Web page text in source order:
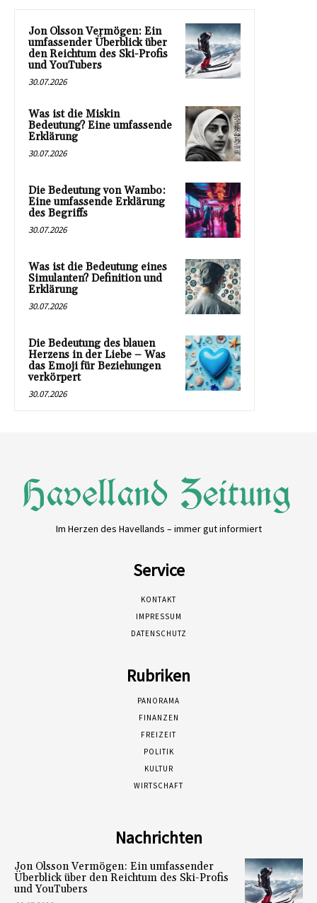
Jon Olsson Vermögen: Ein
umfassender Überblick über
den Reichtum des Ski-Profis
und YouTubers
30.07.2026
Was ist die Miskin
Bedeutung? Eine umfassende
Erklärung
30.07.2026
Die Bedeutung von Wambo:
Eine umfassende Erklärung
des Begriffs
30.07.2026
Was ist die Bedeutung eines
Simulanten? Definition und
Erklärung
30.07.2026
Die Bedeutung des blauen
Herzens in der Liebe – Was
das Emoji für Beziehungen
verkörpert
30.07.2026
Im Herzen des Havellands – immer gut informiert
Service
KONTAKT
IMPRESSUM
DATENSCHUTZ
Rubriken
PANORAMA
FINANZEN
FREIZEIT
POLITIK
KULTUR
WIRTSCHAFT
Nachrichten
Jon Olsson Vermögen: Ein umfassender
Überblick über den Reichtum des Ski-Profis
und YouTubers